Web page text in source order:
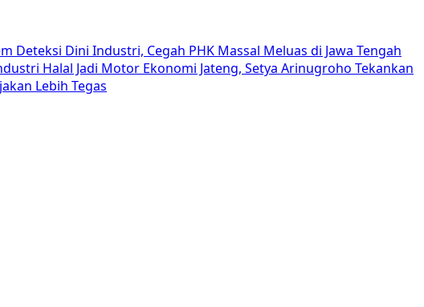
Deteksi Dini Industri, Cegah PHK Massal Meluas di Jawa Tengah
Halal Jadi Motor Ekonomi Jateng, Setya Arinugroho Tekankan
Lebih Tegas